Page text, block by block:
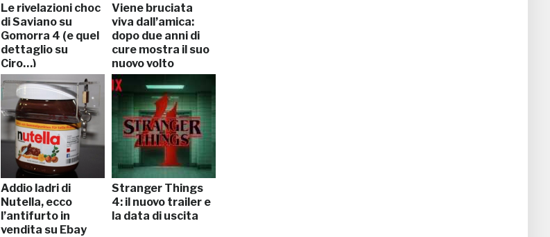
Le rivelazioni choc
di Saviano su
Gomorra 4 (e quel
dettaglio su
Ciro…)
Viene bruciata
viva dall’amica:
dopo due anni di
cure mostra il suo
nuovo volto
[VIDEO]
Addio ladri di
Nutella, ecco
l’antifurto in
vendita su Ebay
Stranger Things
4: il nuovo trailer e
la data di uscita